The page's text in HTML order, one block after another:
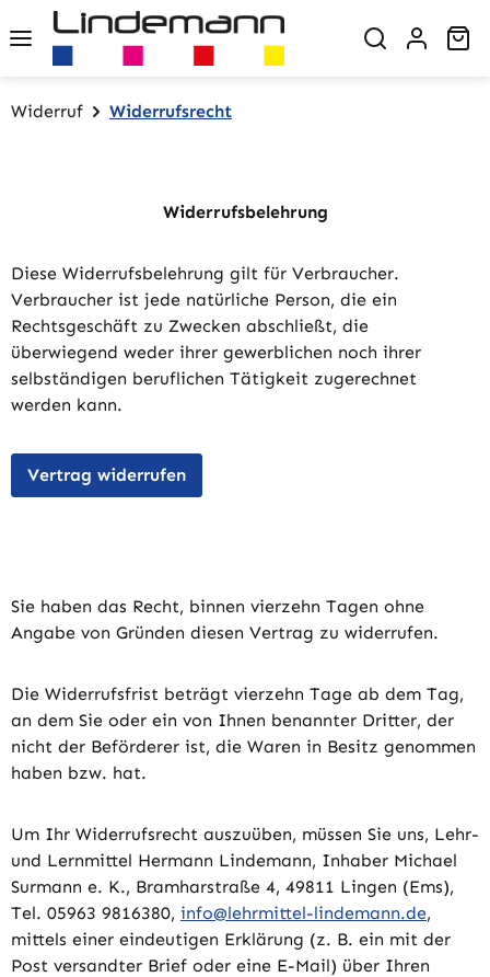
Zum Hauptinhalt springen
Widerruf Widerrufsrecht
Widerrufsbelehrung
Diese Widerrufsbelehrung gilt für Verbraucher.
Verbraucher ist jede natürliche Person, die ein
Rechtsgeschäft zu Zwecken abschließt, die
überwiegend weder ihrer gewerblichen noch ihrer
selbständigen beruflichen Tätigkeit zugerechnet
werden kann.
Vertrag widerrufen
Sie haben das Recht, binnen vierzehn Tagen ohne
Angabe von Gründen diesen Vertrag zu widerrufen.
Die Widerrufsfrist beträgt vierzehn Tage ab dem Tag,
an dem Sie oder ein von Ihnen benannter Dritter, der
nicht der Beförderer ist, die Waren in Besitz genommen
haben bzw. hat.
Um Ihr Widerrufsrecht auszuüben, müssen Sie uns, Lehr-
und Lernmittel Hermann Lindemann, Inhaber Michael
Surmann e. K., Bramharstraße 4, 49811 Lingen (Ems),
Tel. 05963 9816380, info@lehrmittel-lindemann.de,
mittels einer eindeutigen Erklärung (z. B. ein mit der
Post versandter Brief oder eine E-Mail) über Ihren